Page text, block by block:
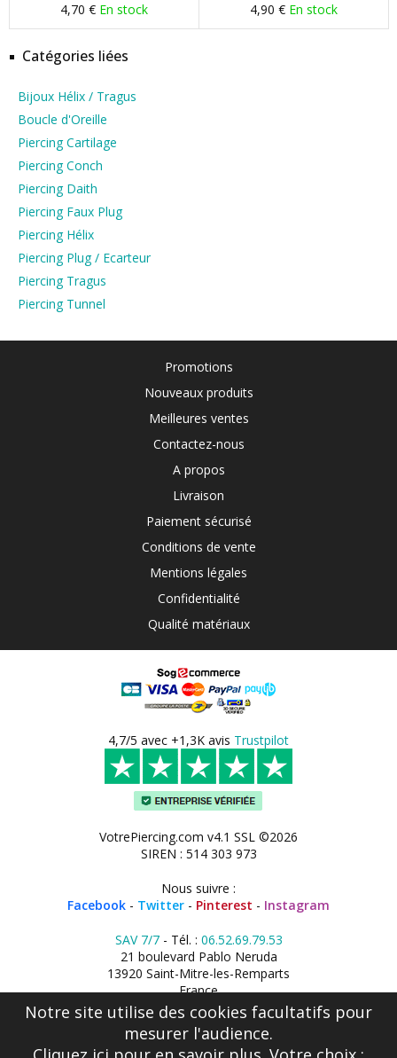
4,70 € En stock 4,90 € En stock
Catégories liées
Bijoux Hélix / Tragus
Boucle d'Oreille
Piercing Cartilage
Piercing Conch
Piercing Daith
Piercing Faux Plug
Piercing Hélix
Piercing Plug / Ecarteur
Piercing Tragus
Piercing Tunnel
Promotions
Nouveaux produits
Meilleures ventes
Contactez-nous
A propos
Livraison
Paiement sécurisé
Conditions de vente
Mentions légales
Confidentialité
Qualité matériaux
4,7/5 avec +1,3K avis Trustpilot
VotrePiercing.com v4.1 SSL ©2026
SIREN : 514 303 973
Nous suivre :
Facebook - Twitter - Pinterest - Instagram
SAV 7/7- Tél. : 06.52.69.79.53
21 boulevard Pablo Neruda
13920 Saint-Mitre-les-Remparts
France
Notre site utilise des cookies facultatifs pour
mesurer l'audience.